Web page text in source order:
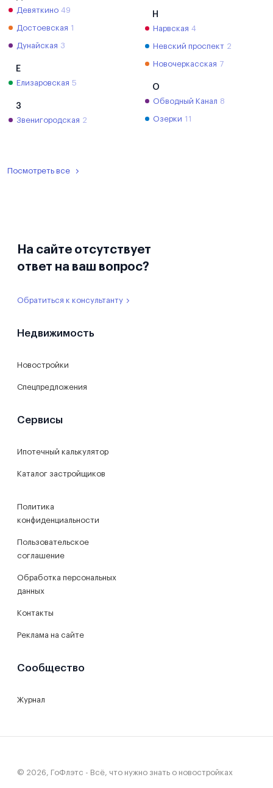
Девяткино 49
Достоевская 1
Дунайская 3
Е
Елизаровская 5
З
Звенигородская 2
Н
Нарвская 4
Невский проспект 2
Новочеркасская 7
О
Обводный Канал 8
Озерки 11
Посмотреть все
На сайте отсутствует
ответ на ваш вопрос?
Обратиться к консультанту
Недвижимость
Новостройки
Спецпредложения
Сервисы
Ипотечный калькулятор
Каталог застройщиков
Политика
конфиденциальности
Пользовательское
соглашение
Обработка персональных
данных
Контакты
Реклама на сайте
Сообщество
Журнал
© 2026, ГоФлэтс - Всё, что нужно знать о новостройках